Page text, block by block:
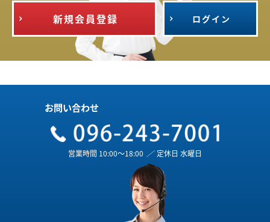
新規会員登録 ログイン
お問い合わせ
営業時間 10:00～18:00 ／ 定休日 水曜日